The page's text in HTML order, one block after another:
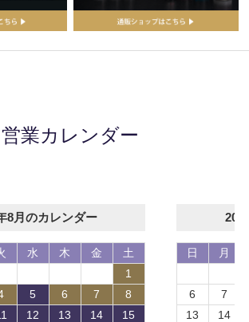
営業カレンダー
8月のカレンダー
水 木 金
土
1
5 6 7
8
12 13 14
15
日 月
6
7
13
14